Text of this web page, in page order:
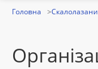
Головна